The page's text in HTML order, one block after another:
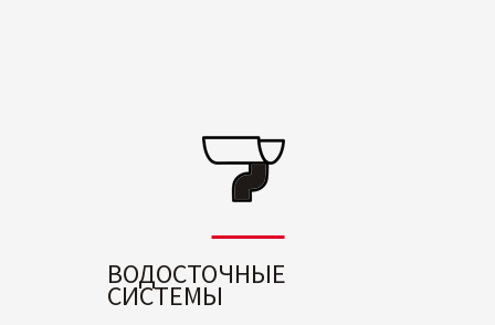
ВОДОСТОЧНЫЕ
СИСТЕМЫ